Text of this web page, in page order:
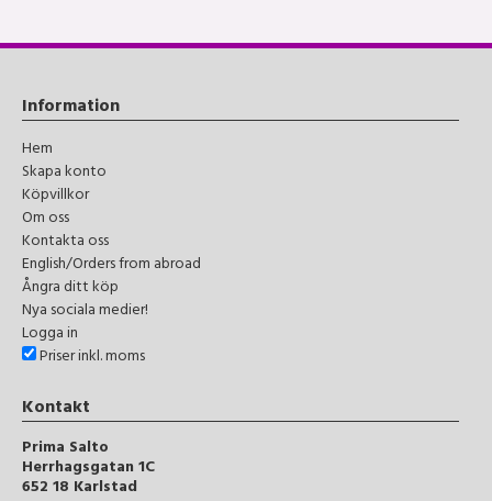
Information
Hem
Skapa konto
Köpvillkor
Om oss
Kontakta oss
English/Orders from abroad
Ångra ditt köp
Nya sociala medier!
Logga in
Priser inkl. moms
Kontakt
Prima Salto
Herrhagsgatan 1C
652 18 Karlstad